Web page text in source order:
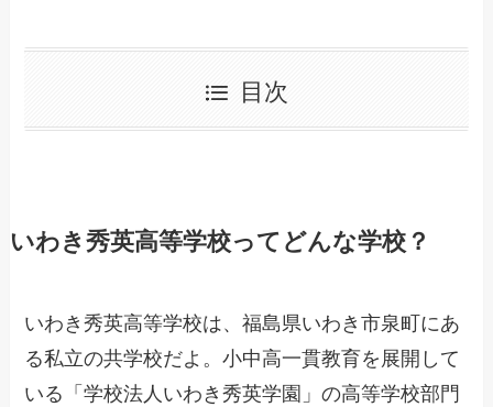
目次
いわき秀英高等学校ってどんな学校？
いわき秀英高等学校は、福島県いわき市泉町にあ
る私立の共学校だよ。小中高一貫教育を展開して
いる「学校法人いわき秀英学園」の高等学校部門